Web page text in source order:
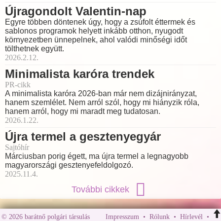
Újragondolt Valentin-nap
Egyre többen döntenek úgy, hogy a zsúfolt éttermek és
sablonos programok helyett inkább otthon, nyugodt
környezetben ünnepelnek, ahol valódi minőségi időt
tölthetnek együtt.
2026.2.12.
Minimalista karóra trendek
PR-cikk
A minimalista karóra 2026-ban már nem dizájnirányzat,
hanem szemlélet. Nem arról szól, hogy mi hiányzik róla,
hanem arról, hogy mi maradt meg tudatosan.
2026.1.22.
Újra termel a gesztenyegyár
Sajtóhír
Márciusban porig égett, ma újra termel a legnagyobb
magyarországi gesztenyefeldolgozó.
2025.11.4.
További cikkek
© 2026 barátnő polgári társulás Impresszum • Rólunk• Hírlevél •